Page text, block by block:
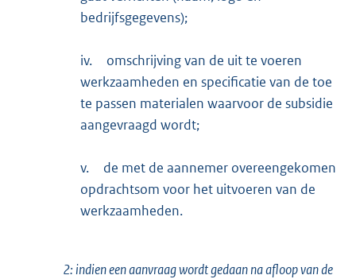
bedrijfsgegevens);
iv.
omschrijving van de uit te voeren
werkzaamheden en specificatie van de toe
te passen materialen waarvoor de subsidie
aangevraagd wordt;
v.
de met de aannemer overeengekomen
opdrachtsom voor het uitvoeren van de
werkzaamheden.
2: indien een aanvraag wordt gedaan na afloop van de